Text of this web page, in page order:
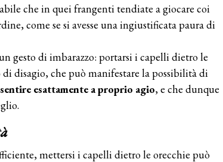
che in quei frangenti tendiate a giocare coi
come se si avesse una ingiustificata paura di
gesto di imbarazzo: portarsi i capelli dietro le
disagio, che può manifestare la possibilità di
esattamente a proprio agio, e che dunque
mettersi i capelli dietro le orecchie può